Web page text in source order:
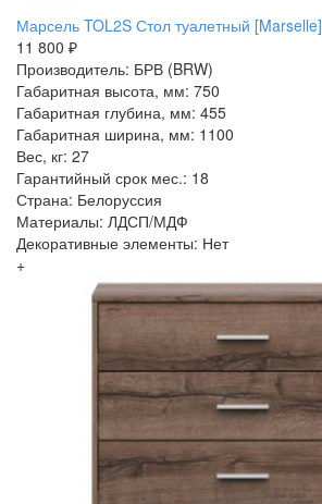
Марсель TOL2S Стол туалетный [Marselle]
11 800 ₽
Производитель: БРВ (BRW)
Габаритная высота, мм: 750
Габаритная глубина, мм: 455
Габаритная ширина, мм: 1100
Вес, кг: 27
Гарантийный срок мес.: 18
Страна: Белоруссия
Материалы: ЛДСП/МДФ
Декоративные элементы: Нет
+